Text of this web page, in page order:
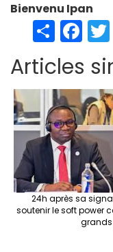
Bienvenu Ipan
S
h
ar
e
Fa
ce
b
o
o
k
Articles
24h après sa
soutenir le soft power
grands